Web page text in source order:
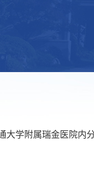
大学附属瑞金医院